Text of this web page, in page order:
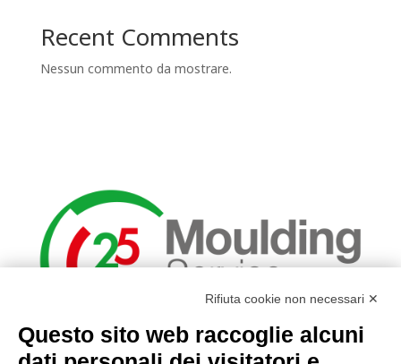
Recent Comments
Nessun commento da mostrare.
INFO
Rifiuta cookie non necessari ✕
Questo sito web raccoglie alcuni